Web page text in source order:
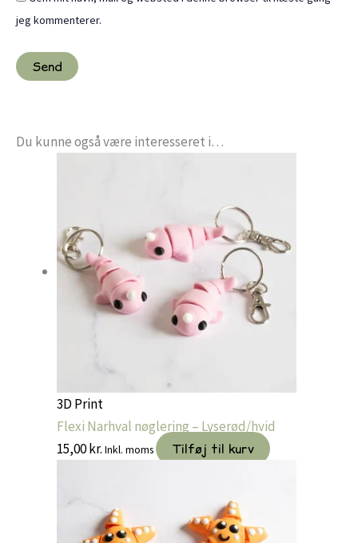
jeg kommenterer.
Du kunne også være interesseret i…
3D Print
Flexi Narhval nøglering – Lyserød/hvid
15,00kr. Inkl. moms Tilføj til kurv